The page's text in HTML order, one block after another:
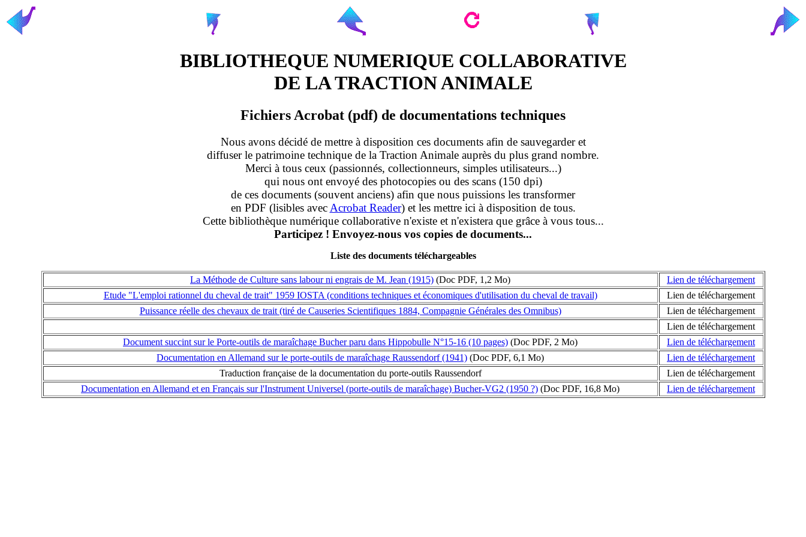
BIBLIOTHEQUE NUMERIQUE COLLABORATIVE
DE LA TRACTION ANIMALE
Fichiers Acrobat (pdf) de documentations techniques
Nous avons décidé de mettre à disposition ces documents afin de sauvegarder et
diffuser le patrimoine technique de la Traction Animale auprès du plus grand nombre.
Merci à tous ceux (passionnés, collectionneurs, simples utilisateurs...)
qui nous ont envoyé des photocopies ou des scans (150 dpi)
de ces documents (souvent anciens) afin que nous puissions les transformer
en PDF (lisibles avec Acrobat Reader) et les mettre ici à disposition de tous.
Cette bibliothèque numérique collaborative n'existe et n'existera que grâce à vous tous...
Participez ! Envoyez-nous vos copies de documents...
Liste des documents téléchargeables
La Méthode de Culture sans labour ni engrais de M. Jean (1915) (Doc PDF, 1,2 Mo)
Lien de téléchargement
Etude "L'emploi rationnel du cheval de trait" 1959 IOSTA (conditions techniques et économiques d'utilisation du cheval de travail)
Lien de téléchargement
Puissance réelle des chevaux de trait (tiré de Causeries Scientifiques 1884, Compagnie Générales des Omnibus)
Lien de téléchargement
Lien de téléchargement
Document succint sur le Porte-outils de maraîchage Bucher paru dans Hippobulle N°15-16 (10 pages) (Doc PDF, 2 Mo)
Lien de téléchargement
Documentation en Allemand sur le porte-outils de maraîchage Raussendorf (1941) (Doc PDF, 6,1 Mo)
Lien de téléchargement
Traduction française de la documentation du porte-outils Raussendorf
Lien de téléchargement
Documentation en Allemand et en Français sur l'Instrument Universel (porte-outils de maraîchage) Bucher-VG2 (1950 ?) (Doc PDF, 16,8 Mo) Lien de téléchargement